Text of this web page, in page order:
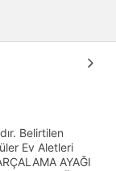
Belirtilen
Ev Aletleri
AYAĞI